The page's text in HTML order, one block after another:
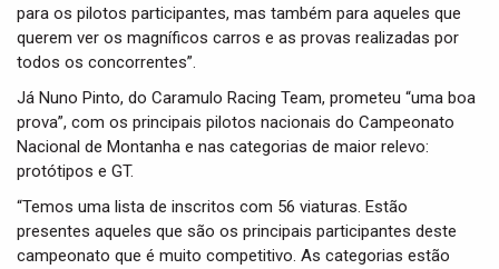
para os pilotos participantes, mas também para aqueles que
querem ver os magníficos carros e as provas realizadas por
todos os concorrentes”.
Já Nuno Pinto, do Caramulo Racing Team, prometeu “uma boa
prova”, com os principais pilotos nacionais do Campeonato
Nacional de Montanha e nas categorias de maior relevo:
protótipos e GT.
“Temos uma lista de inscritos com 56 viaturas. Estão
presentes aqueles que são os principais participantes deste
campeonato que é muito competitivo. As categorias estão